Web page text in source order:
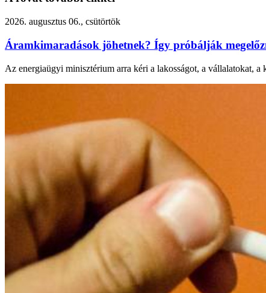
2026. augusztus 06., csütörtök
Áramkimaradások jöhetnek? Így próbálják
Az energiaügyi minisztérium arra kéri a lakosságot, a vállalatokat, a